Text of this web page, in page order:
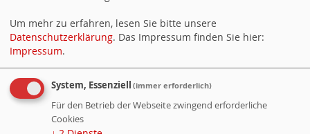
SPD-Fraktion will Grünanlagen fit für den Klimawandel machen
SPD-Fraktion will familienfreundliche Infrastruktur in öffentlichen
Gebäuden stärken
Kostenloser Lesestoff für alle: SPD-Fraktion will Aufstellen von
Bücherschränken im Bezirk vereinfachen
Um mehr zu erfahren, lesen Sie bitte unsere
Datenschutzerklärung. Das Impressum finden Sie hier:
Impressum.
System, Essenziell (immer erforderlich)
Für den Betrieb der Webseite zwingend erforderliche
Cookies